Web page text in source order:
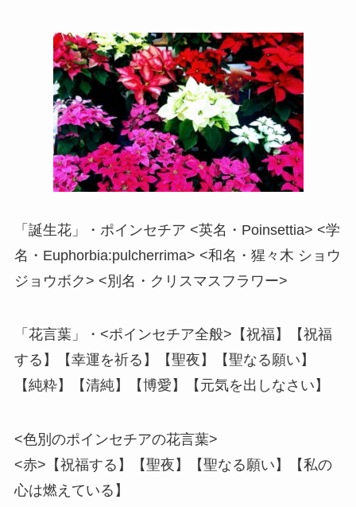
「誕生花」・ポインセチア <英名・Poinsettia> <学
名・Euphorbia:pulcherrima> <和名・猩々木 ショウ
ジョウボク> <別名・クリスマスフラワー>
「花言葉」・<ポインセチア全般>【祝福】【祝福
する】【幸運を祈る】【聖夜】【聖なる願い】
【純粋】【清純】【博愛】【元気を出しなさい】
<色別のポインセチアの花言葉>
<赤>【祝福する】【聖夜】【聖なる願い】【私の
心は燃えている】